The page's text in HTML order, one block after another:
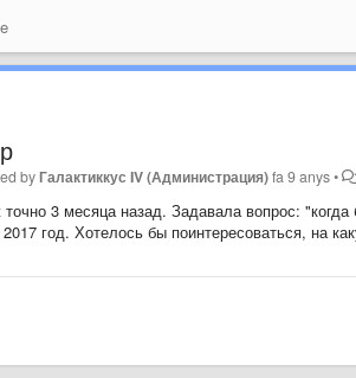
byГалактиккус IV (Администрация)fa 9 anys•
3 месяца назад. Задавала вопрос:
год. Хотелось бы поинтересоваться, на